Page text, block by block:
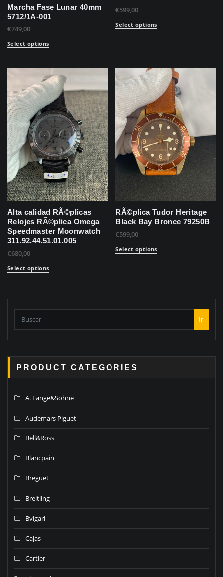
Marcha Fase Lunar 40mm
5712/1A-001
€749,00
Select options
€599,00
Select options
Alta calidad RÃ©plicas
Relojes RÃ©plica Omega
Speedmaster Moonwatch
311.92.44.51.01.005
€680,00
Select options
RÃ©plica Tudor Heritage
Black Bay Bronce 79250B
€599,00
Select options
Ir
PRODUCT CATEGORIES
A. Lange&Sohne
Audemars Piguet
Bell&Ross
Blancpain
Breguet
Breitling
Bvlgari
Cajas
Cartier